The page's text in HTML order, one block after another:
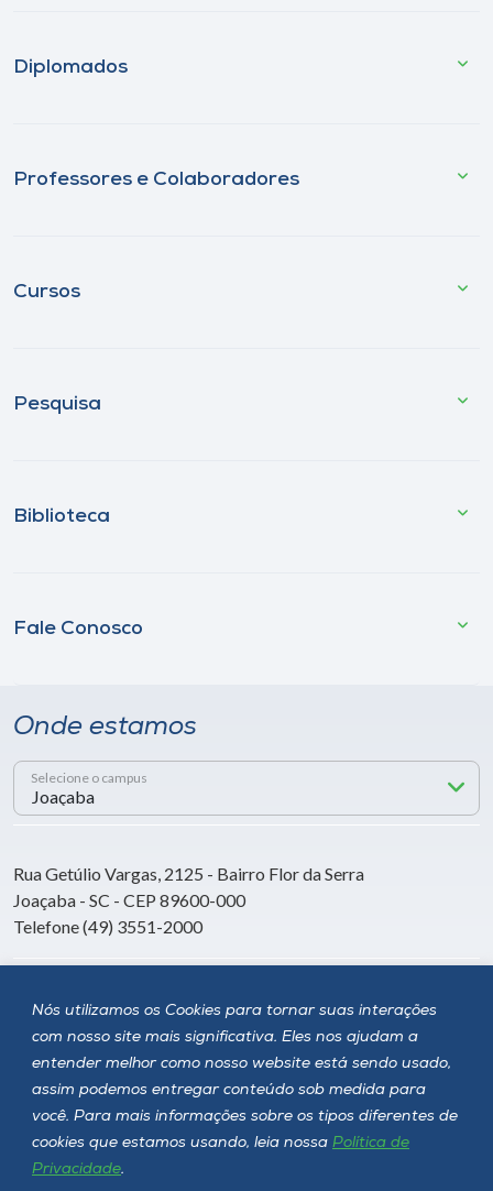
Nós utilizamos os Cookies para tornar suas interações
com nosso site mais significativa. Eles nos ajudam a
entender melhor como nosso website está sendo usado,
assim podemos entregar conteúdo sob medida para
você. Para mais informações sobre os tipos diferentes de
cookies que estamos usando, leia nossa Política de
Privacidade.
Diplomados
Professores e Colaboradores
Cursos
Pesquisa
Biblioteca
Fale Conosco
Onde estamos
Selecione o campus
Rua Getúlio Vargas, 2125 - Bairro Flor da Serra
Joaçaba - SC - CEP 89600-000
Telefone (49) 3551-2000
Siga a Unoesc